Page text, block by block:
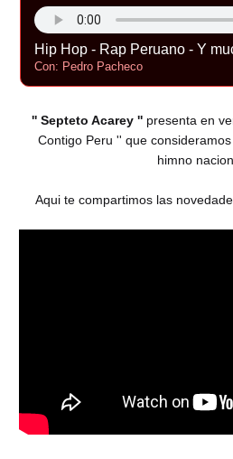
Hip Hop - Rap Peruano - Y
Con: Pedro Pacheco
'' Septeto Acarey '' presenta en
Contigo Peru '' que
himno
Aqui te compartimos las